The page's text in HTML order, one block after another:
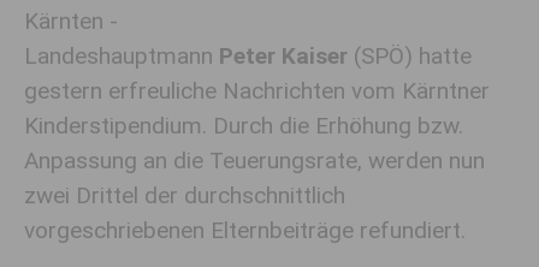
Kärnten -
Landeshauptmann Peter Kaiser (SPÖ) hatte
gestern erfreuliche Nachrichten vom Kärntner
Kinderstipendium. Durch die Erhöhung bzw.
Anpassung an die Teuerungsrate, werden nun
zwei Drittel der durchschnittlich
vorgeschriebenen Elternbeiträge refundiert.